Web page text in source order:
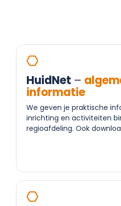
HuidNet
informatie
We geven je praktische
inrichting en activiteiten
regioafdeling. Ook
handleiding.
HuidNet